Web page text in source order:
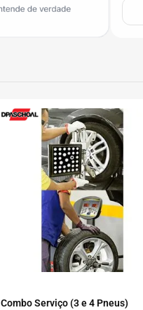
Combo Serviço (3 e 4 Pneus)